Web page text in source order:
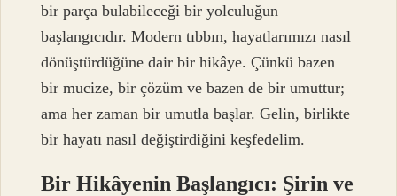
bir parça bulabileceği bir yolculuğun
başlangıcıdır. Modern tıbbın, hayatlarımızı nasıl
dönüştürdüğüne dair bir hikâye. Çünkü bazen
bir mucize, bir çözüm ve bazen de bir umuttur;
ama her zaman bir umutla başlar. Gelin, birlikte
bir hayatı nasıl değiştirdiğini keşfedelim.
Bir Hikâyenin Başlangıcı: Şirin ve